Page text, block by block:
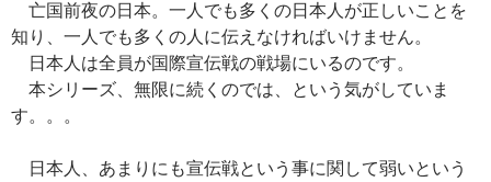
亡国前夜の日本。一人でも多くの日本人が正しいことを
知り、一人でも多くの人に伝えなければいけません。
日本人は全員が国際宣伝戦の戦場にいるのです。
本シリーズ、無限に続くのでは、という気がしていま
す。。。
日本人、あまりにも宣伝戦という事に関して弱いという